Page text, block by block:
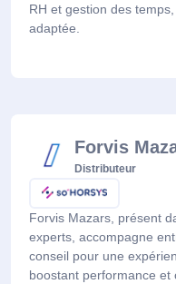
RH et gestion des
adaptée.
Forvis
Distributeur
Forvis Mazars, présent
experts, accompagne
conseil pour une
boostant performance et